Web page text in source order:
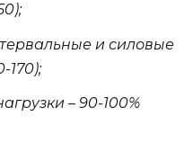
и силовые
170);
– 90-100%